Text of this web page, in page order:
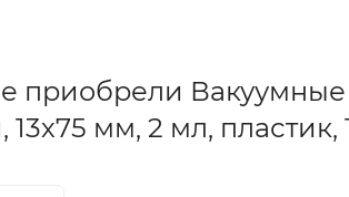
приобрели
мм, 2 мл, пластик,